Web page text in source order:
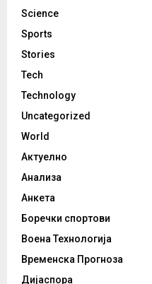
Science
Sports
Stories
Tech
Technology
Uncategorized
World
Актуелно
Анализа
Анкета
Боречки спортови
Воена Технологија
Временска Прогноза
Дијаспора